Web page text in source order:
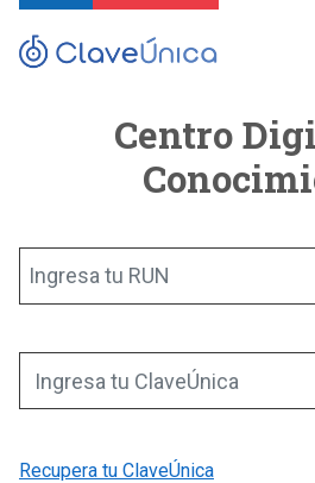
Centro
Ingresa tu RUN
Ingresa tu ClaveÚnica
Recupera tu ClaveÚnica